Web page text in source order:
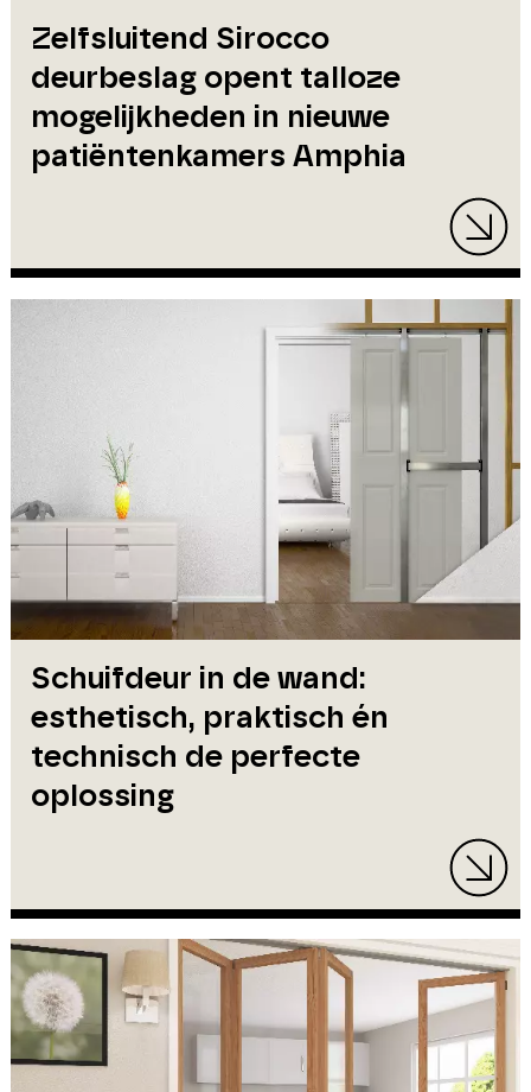
Zelfsluitend Sirocco
deurbeslag opent talloze
mogelijkheden in nieuwe
patiëntenkamers Amphia
Schuifdeur in de wand:
esthetisch, praktisch én
technisch de perfecte
oplossing